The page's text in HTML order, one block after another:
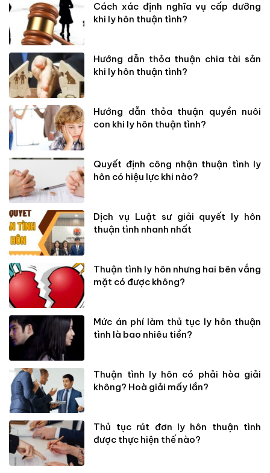
Cách xác định nghĩa vụ cấp dưỡng
khi ly hôn thuận tình?
Hướng dẫn thỏa thuận chia tài sản
khi ly hôn thuận tình?
Hướng dẫn thỏa thuận quyền nuôi
con khi ly hôn thuận tình?
Quyết định công nhận thuận tình ly
hôn có hiệu lực khi nào?
Dịch vụ Luật sư giải quyết ly hôn
thuận tình nhanh nhất
Thuận tình ly hôn nhưng hai bên vắng
mặt có được không?
Mức án phí làm thủ tục ly hôn thuận
tình là bao nhiêu tiền?
Thuận tình ly hôn có phải hòa giải
không? Hoà giải mấy lần?
Thủ tục rút đơn ly hôn thuận tình
được thực hiện thế nào?